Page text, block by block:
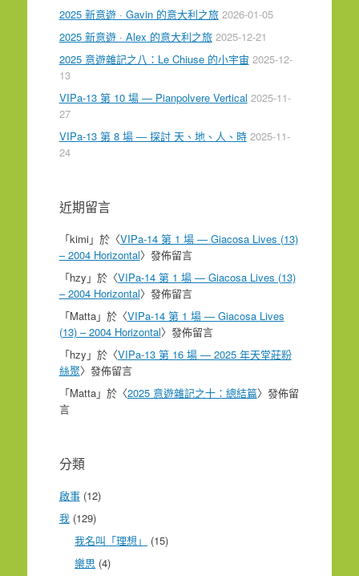
2025 新意遊 · Gavin 的意大利之旅 2026-01-05
2025 新意遊 · Alex 的意大利之旅 2025-12-21
2025 意遊雜記之八：Le Chiuse 的小宇宙 2025-12-
13
VIPa-13 第 10 場 — Pianpolvere Vertical 2025-11-
27
VIPa-13 第 8 場 — 探討 天、地、人、時 2025-11-
24
近期留言
「kimi 」於〈VIPa-14 第 1 場 — Giacosa Lives (13)
– 2004 Horizontal〉發佈留言
「hzy 」於〈VIPa-14 第 1 場 — Giacosa Lives (13)
– 2004 Horizontal〉發佈留言
「Matta」於〈VIPa-14 第 1 場 — Giacosa Lives
(13) – 2004 Horizontal〉發佈留言
「hzy 」於〈VIPa-13 第 16 場 — 2025 年天堂莊粉
絲聚〉發佈留言
「Matta」於〈2025 意遊雜記之十：總結篇〉發佈留
言
分類
啟事(12)
我(129)
我名叫「理想」
(15)
樂思 (4)